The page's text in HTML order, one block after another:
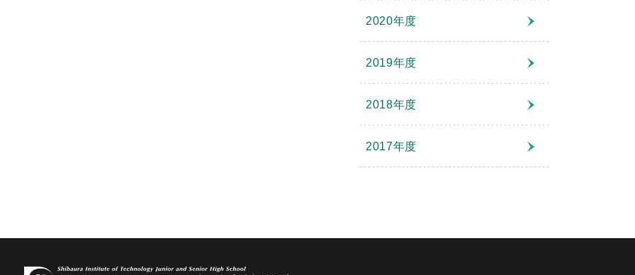
2020年度
2019年度
2018年度
2017年度